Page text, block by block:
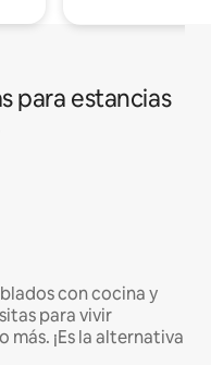
para estancias
con cocina y
para vivir
¡Es la alternativa